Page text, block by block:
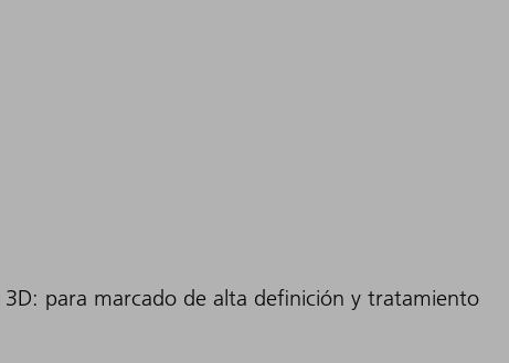
3D: para marcado de alta definición y tratamiento